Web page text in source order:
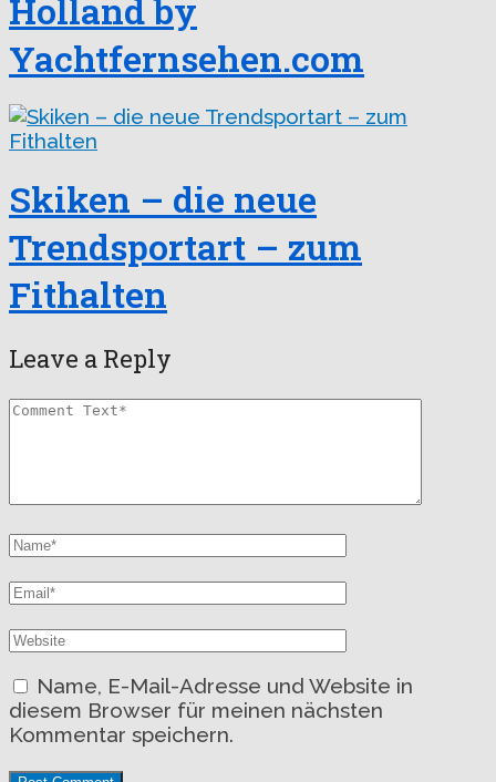
Holland by
Yachtfernsehen.com
Skiken – die neue
Trendsportart – zum
Fithalten
Leave a Reply
Name, E-Mail-Adresse und Website in
diesem Browser für meinen nächsten
Kommentar speichern.